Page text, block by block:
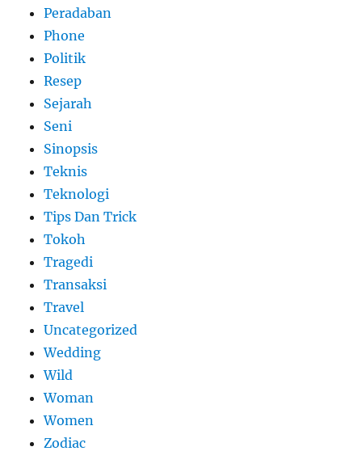
Peradaban
Phone
Politik
Resep
Sejarah
Seni
Sinopsis
Teknis
Teknologi
Tips Dan Trick
Tokoh
Tragedi
Transaksi
Travel
Uncategorized
Wedding
Wild
Woman
Women
Zodiac